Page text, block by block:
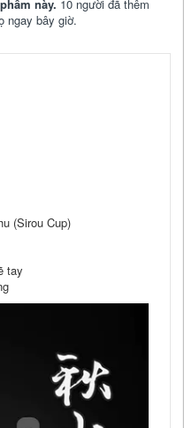
này. 10 người đã thêm
ngay bây giờ.
(Sirou Cup)
tay